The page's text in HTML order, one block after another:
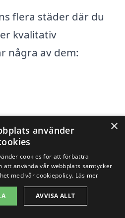
flera städer där du
kvalitativ
några av dem:
×
använder
cookies för att förbättra
att använda vår webbplats samtycker
med vår cookiepolicy. Läs mer
AVVISA ALLT